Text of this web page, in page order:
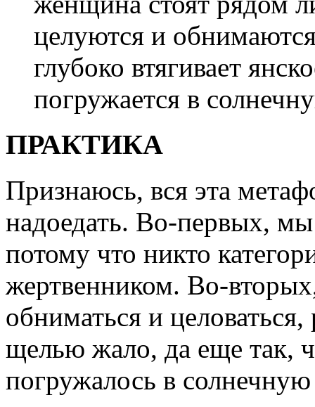
целуются и
глубоко втягивает
погружается в
ПРАКТИКА
Признаюсь, вся эта
надоедать. Во-первых,
потому что никто
жертвенником. Во-
обниматься и
щелью жало, да еще так,
погружалось в